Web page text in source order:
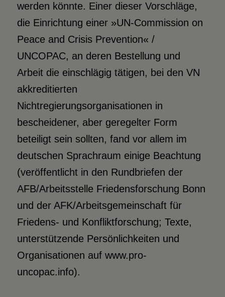
werden könnte. Einer dieser Vorschläge,
die Einrichtung einer »UN-Commission on
Peace and Crisis Prevention« /
UNCOPAC, an deren Bestellung und
Arbeit die einschlägig tätigen, bei den VN
akkreditierten
Nichtregierungsorganisationen in
bescheidener, aber geregelter Form
beteiligt sein sollten, fand vor allem im
deutschen Sprachraum einige Beachtung
(veröffentlicht in den Rundbriefen der
AFB/Arbeitsstelle Friedensforschung Bonn
und der AFK/Arbeitsgemeinschaft für
Friedens- und Konfliktforschung; Texte,
unterstützende Persönlichkeiten und
Organisationen auf www.pro-
uncopac.info).